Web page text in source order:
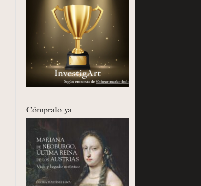
Cómpralo ya